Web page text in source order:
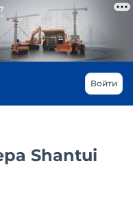
Войти
Shantui